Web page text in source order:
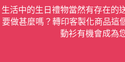
生活中的生日禮物當然有存在的
要做甚麼嗎？轉印客製化商品這
動衫有機會成為